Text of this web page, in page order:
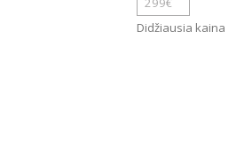
Didžiausia kaina